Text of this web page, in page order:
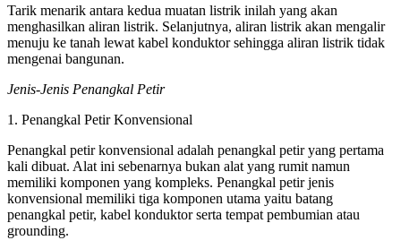
Tarik menarik antara kedua muatan listrik inilah yang akan
menghasilkan aliran listrik. Selanjutnya, aliran listrik akan mengalir
menuju ke tanah lewat kabel konduktor sehingga aliran listrik tidak
mengenai bangunan.
Jenis-Jenis Penangkal Petir
1. Penangkal Petir Konvensional
Penangkal petir konvensional adalah penangkal petir yang pertama
kali dibuat. Alat ini sebenarnya bukan alat yang rumit namun
memiliki komponen yang kompleks. Penangkal petir jenis
konvensional memiliki tiga komponen utama yaitu batang
penangkal petir, kabel konduktor serta tempat pembumian atau
grounding.